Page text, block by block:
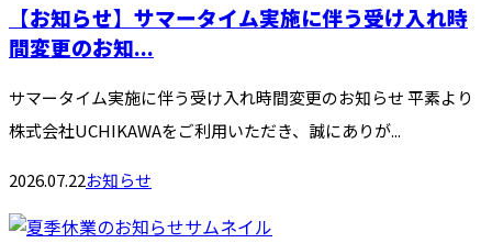
【お知らせ】サマータイム実施に伴う受け入れ時
間変更のお知...
サマータイム実施に伴う受け入れ時間変更のお知らせ 平素より
株式会社UCHIKAWAをご利用いただき、誠にありが...
2026.07.22お知らせ